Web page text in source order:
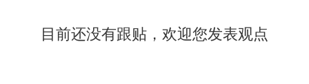
目前还没有跟贴，欢迎您发表观点